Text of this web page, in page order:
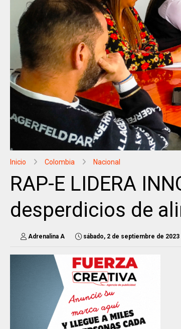
Inicio Colombia Nacional
RAP-E LIDERA
desperdicios de
Adrenalina A sábado, 2 de septiembre de 2023